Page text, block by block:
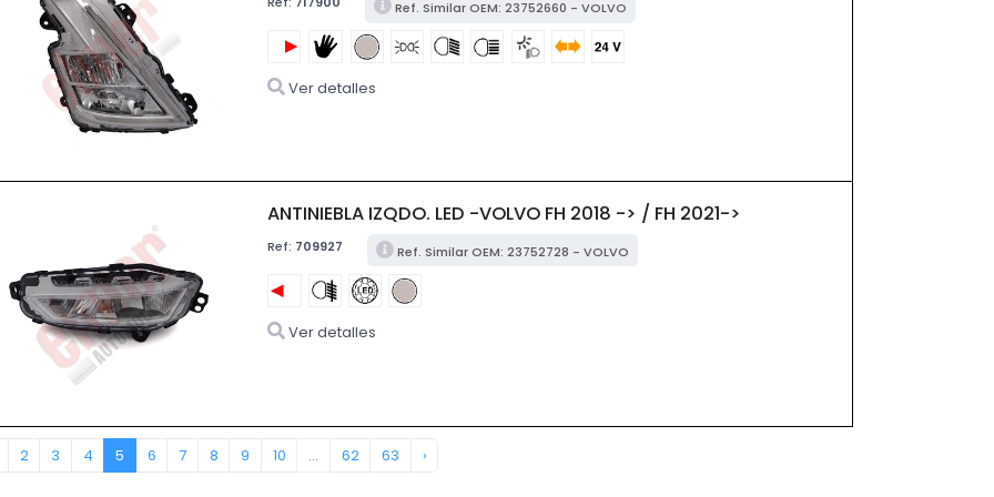
Ref. Similar OEM: 23752660 - VOLVO
Ver detalles
ANTINIEBLA IZQDO. LED -VOLVO FH 2018 -> / FH 2021->
Ref: 709927 Ref. Similar OEM: 23752728 - VOLVO
Ver detalles
2 3 4 5 6 7 8 9 10 ... 62 63 ›